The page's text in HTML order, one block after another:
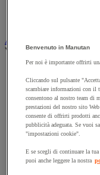
Armadio di sicurezza e
Vedi tutte le categorie
Armadio di
Armadio
Armadio per
Armadio per
Armadio per
Armadio per
Casse di
Contenitore di
Benvenuto in Manutan
Per noi è importante offrirti
Cliccando sul pulsante
scambiare informazioni con il
consentono al nostro team di
prestazioni del nostro sito
consente di offrirti prodotti
pubblicità adeguata. Se vuoi
"impostazioni cookie".
E se scegli di continuare la
puoi anche leggere la nostra